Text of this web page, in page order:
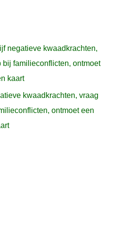
negatieve kwaadkrachten,
familieconflicten, ontmoet
kaart
kwaadkrachten, vraag
ontmoet een